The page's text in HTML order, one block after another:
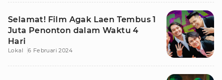
Selamat! Film Agak Laen Tembus 1
Juta Penonton dalam Waktu 4
Hari
Lokal 6 Februari 2024